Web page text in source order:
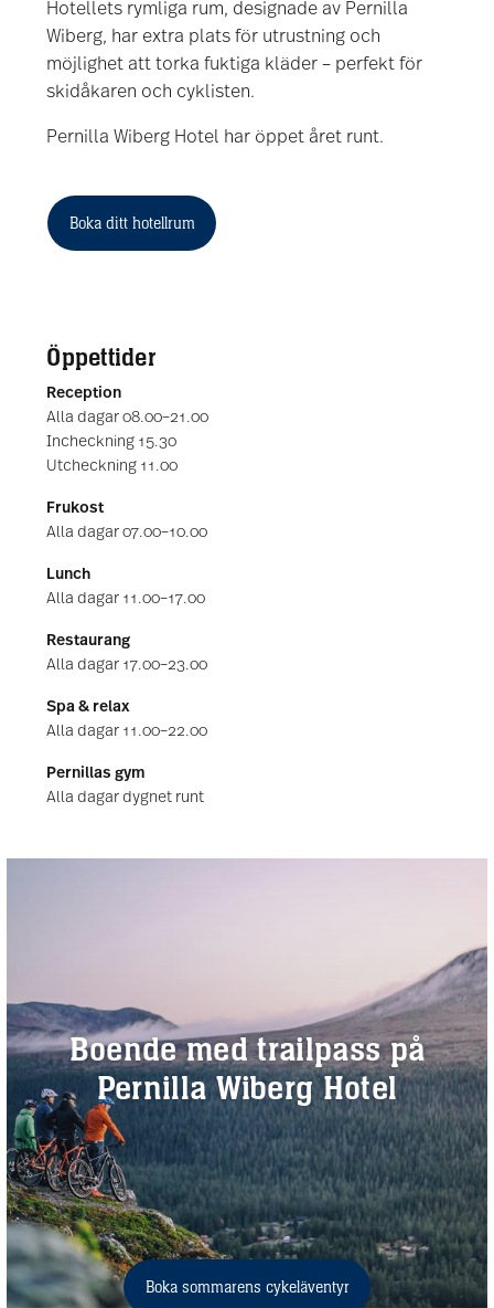
Hotellets rymliga rum, designade av Pernilla
Wiberg, har extra plats för utrustning och
möjlighet att torka fuktiga kläder – perfekt för
skidåkaren och cyklisten.
Pernilla Wiberg Hotel har öppet året runt.
Boka ditt hotellrum
Öppettider
Reception
Alla dagar 08.00–21.00
Incheckning 15.30
Utcheckning 11.00
Frukost
Alla dagar 07.00–10.00
Lunch
Alla dagar 11.00–17.00
Restaurang
Alla dagar 17.00–23.00
Spa & relax
Alla dagar 11.00–22.00
Pernillas gym
Alla dagar dygnet runt
Boende med trailpass på
Pernilla Wiberg Hotel
Boka sommarens cykeläventyr